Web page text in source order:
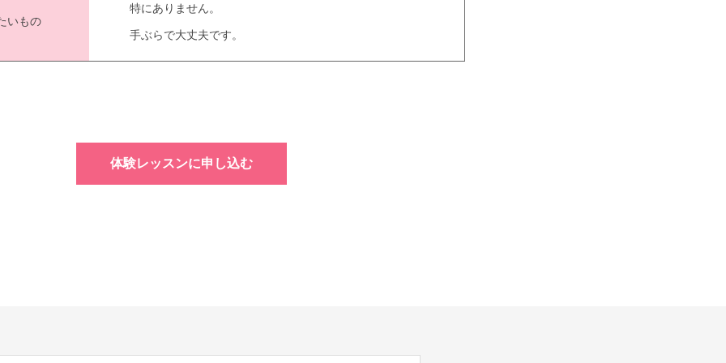
いもの
特にありません。
手ぶらで大丈夫です。
体験レッスンに申し込む